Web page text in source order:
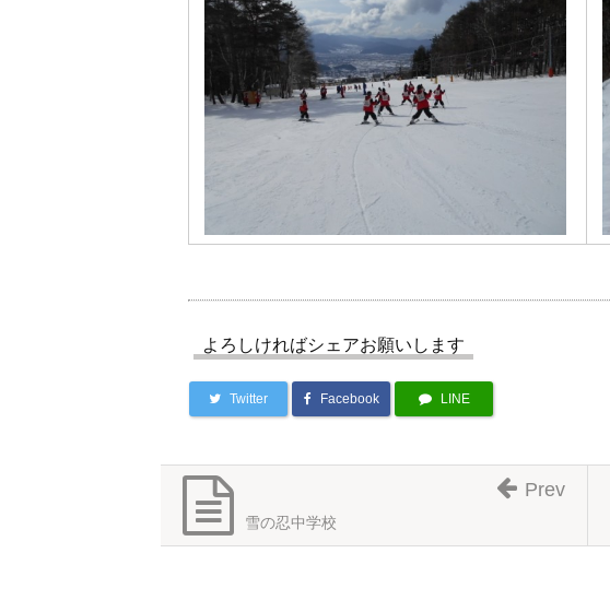
よろしければシェアお願いします
Twitter Facebook LINE
雪の忍中学校
Prev